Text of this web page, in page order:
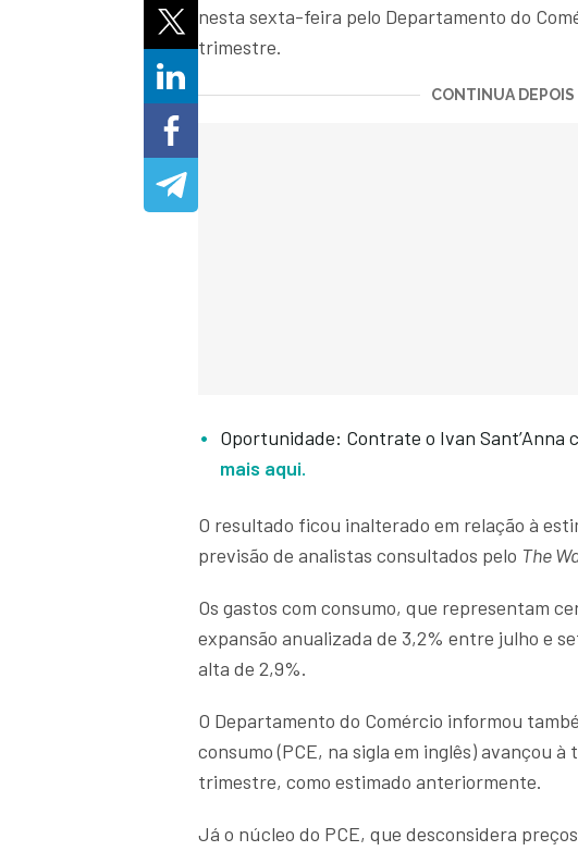
nesta sexta-feira pelo Departamento do
trimestre.
CONTINUA
Oportunidade: Contrate o Ivan Sant’Anna
mais aqui.
O resultado ficou inalterado em relação à
previsão de analistas consultados pelo The
Os gastos com consumo, que representam
expansão anualizada de 3,2% entre julho e
alta de 2,9%.
O Departamento do Comércio informou
consumo (PCE, na sigla em inglês) avançou
trimestre, como estimado anteriormente.
Já o núcleo do PCE, que desconsidera